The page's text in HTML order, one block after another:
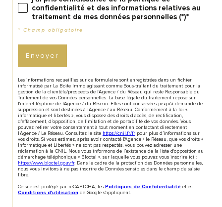
confidentialité et des informations relatives au
traitement de mes données personnelles (*)*
* Champ obligatoire
Envoyer
Les informations recueillies sur ce formulaire sont enregistrées dans un fichier
informatisé par La Boite Immo agissant comme Sous-traitant du traitement pour la
gestion de la clientèle/prospects de l'Agence / du Réseau qui reste Responsable du
Traitement de vos Données personnelles. La base légale du traitement repose sur
l'intérêt légitime de l'Agence / du Réseau. Elles sont conservées jusqu'à demande de
suppression et sont destinées à l'Agence / au Réseau. Conformément à la loi «
informatique et libertés », vous disposez des droits d’accès, de rectification,
d’effacement, d’opposition, de limitation et de portabilité de vos données. Vous
pouvez retirer votre consentement à tout moment en contactant directement
l’Agence / Le Réseau. Consultez le site https://cnil.fr/fr pour plus d’informations sur
vos droits. Si vous estimez, après avoir contacté l'Agence / le Réseau, que vos droits «
Informatique et Libertés » ne sont pas respectés, vous pouvez adresser une
réclamation à la CNIL. Nous vous informons de l’existence de la liste d'opposition au
démarchage téléphonique « Bloctel », sur laquelle vous pouvez vous inscrire ici :
https://www.bloctel.gouv.fr. Dans le cadre de la protection des Données personnelles,
nous vous invitons à ne pas inscrire de Données sensibles dans le champ de saisie
libre.
Ce site est protégé par reCAPTCHA, les Politiques de Confidentialité et es
Conditions d'utilisation de Google s'appliquent.